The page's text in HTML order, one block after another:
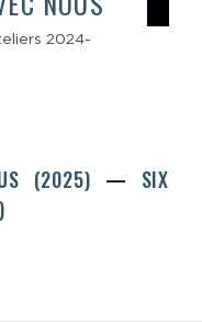
2024-
(2025)
SIX